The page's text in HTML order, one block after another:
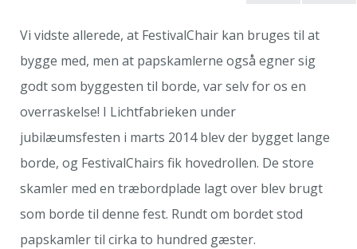
Vi vidste allerede, at FestivalChair kan bruges til at
bygge med, men at papskamlerne også egner sig
godt som byggesten til borde, var selv for os en
overraskelse! I Lichtfabrieken under
jubilæumsfesten i marts 2014 blev der bygget lange
borde, og FestivalChairs fik hovedrollen. De store
skamler med en træbordplade lagt over blev brugt
som borde til denne fest. Rundt om bordet stod
papskamler til cirka to hundred gæster.